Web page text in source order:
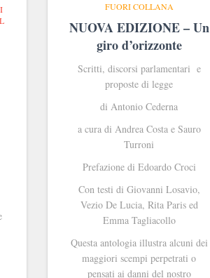
I
FUORI COLLANA
NUOVA EDIZIONE – Un
giro d’orizzonte
Scritti, discorsi parlamentari e
proposte di legge
di Antonio Cederna
a cura di Andrea Costa e Sauro
Turroni
Prefazione di Edoardo Croci
Con testi di Giovanni Losavio,
Vezio De Lucia, Rita Paris ed
Emma Tagliacollo
Questa antologia illustra alcuni dei
maggiori scempi perpetrati o
pensati ai danni del nostro